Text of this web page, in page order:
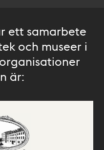
ett samarbete
och museer i
är: